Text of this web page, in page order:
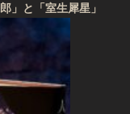
」と「室生犀星」